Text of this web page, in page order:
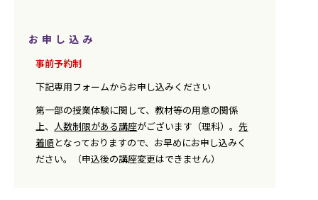
お申し込み
事前予約制
下記専用フォームからお申し込みください
第一部の授業体験に関して、教材等の用意の関係
上、 人数制限がある講座がございます（理科）。先
着順となっておりますので、お早めにお申し込みく
ださい。（申込後の講座変更はできません）